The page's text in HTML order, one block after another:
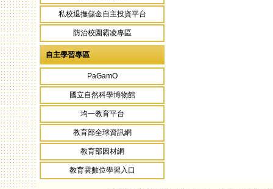
私校退撫儲金自主投資平台
防治校園霸凌專區
自主學習專區
PaGamO
國立自然科學博物館
均一教育平台
教育部全球資訊網
教育部因材網
教育雲數位學習入口